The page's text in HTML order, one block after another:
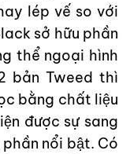
lép vế so với
sở hữu phần
thể ngoại hình
bản Tweed thì
bằng chất liệu
được sự sang
nổi bật. Có